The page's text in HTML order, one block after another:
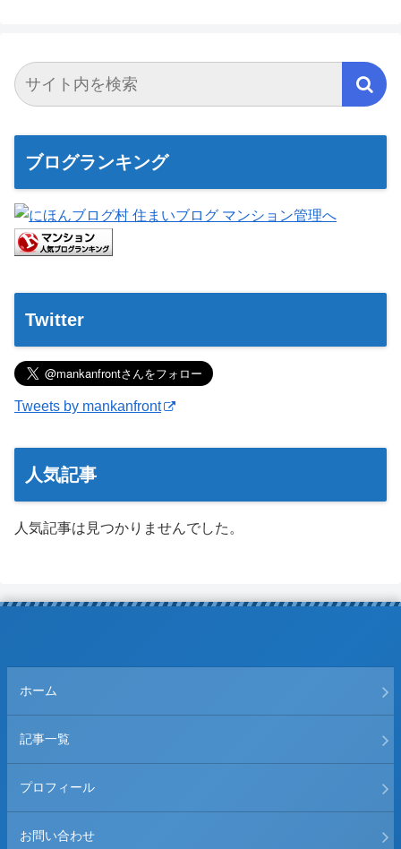
ブログランキング
Twitter
Tweets by mankanfront
人気記事
人気記事は見つかりませんでした。
ホーム
記事一覧
プロフィール
お問い合わせ